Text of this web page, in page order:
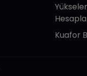
Kuafor